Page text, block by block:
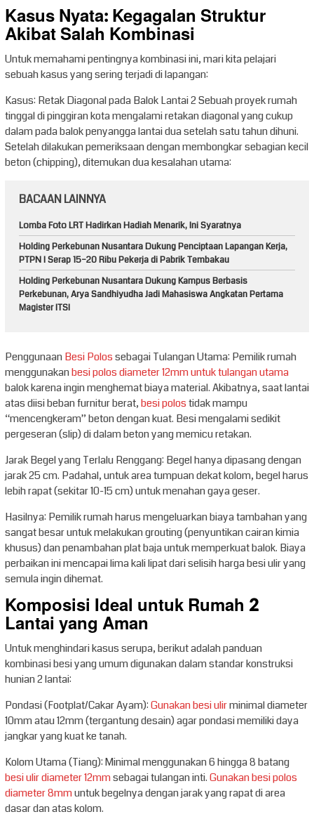
Kasus Nyata: Kegagalan Struktur
Akibat Salah Kombinasi
Untuk memahami pentingnya kombinasi ini, mari kita pelajari
sebuah kasus yang sering terjadi di lapangan:
Kasus: Retak Diagonal pada Balok Lantai 2 Sebuah proyek rumah
tinggal di pinggiran kota mengalami retakan diagonal yang cukup
dalam pada balok penyangga lantai dua setelah satu tahun dihuni.
Setelah dilakukan pemeriksaan dengan membongkar sebagian kecil
beton (chipping), ditemukan dua kesalahan utama:
BACAAN LAINNYA
Lomba Foto LRT Hadirkan Hadiah Menarik, Ini Syaratnya
Holding Perkebunan Nusantara Dukung Penciptaan Lapangan Kerja,
PTPN I Serap 15–20 Ribu Pekerja di Pabrik Tembakau
Holding Perkebunan Nusantara Dukung Kampus Berbasis
Perkebunan, Arya Sandhiyudha Jadi Mahasiswa Angkatan Pertama
Magister ITSI
PenggunaanBesi Polossebagai Tulangan Utama: Pemilik rumah
menggunakanbesi polos diameter 12mm untuk tulangan utama
balok karena ingin menghemat biaya material. Akibatnya, saat lantai
atas diisi beban furnitur berat,besi polostidak mampu
“mencengkeram” beton dengan kuat. Besi mengalami sedikit
pergeseran (slip) di dalam beton yang memicu retakan.
Jarak Begel yang Terlalu Renggang: Begel hanya dipasang dengan
jarak 25 cm. Padahal, untuk area tumpuan dekat kolom, begel harus
lebih rapat (sekitar 10-15 cm) untuk menahan gaya geser.
Hasilnya: Pemilik rumah harus mengeluarkan biaya tambahan yang
sangat besar untuk melakukan grouting (penyuntikan cairan kimia
khusus) dan penambahan plat baja untuk memperkuat balok. Biaya
perbaikan ini mencapai lima kali lipat dari selisih harga besi ulir yang
semula ingin dihemat.
Komposisi Ideal untuk Rumah 2
Lantai yang Aman
Untuk menghindari kasus serupa, berikut adalah panduan
kombinasi besi yang umum digunakan dalam standar konstruksi
hunian 2 lantai:
Pondasi (Footplat/Cakar Ayam):Gunakan besi ulirminimal diameter
10mm atau 12mm (tergantung desain) agar pondasi memiliki daya
jangkar yang kuat ke tanah.
Kolom Utama (Tiang): Minimal menggunakan 6 hingga 8 batang
besi ulir diameter 12mmsebagai tulangan inti.Gunakan besi polos
diameter 8mmuntuk begelnya dengan jarak yang rapat di area
dasar dan atas kolom.